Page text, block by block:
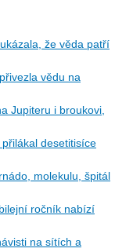
že věda patří
vědu na
Jupiteru i broukovi,
desetitisíce
molekulu, špitál
ročník nabízí
na sítích a